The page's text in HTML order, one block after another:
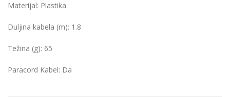
Materijal: Plastika
Duljina kabela (m): 1.8
Težina (g): 65
Paracord Kabel: Da